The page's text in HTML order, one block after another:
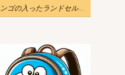
リンゴの入ったランドセルのイラストpng